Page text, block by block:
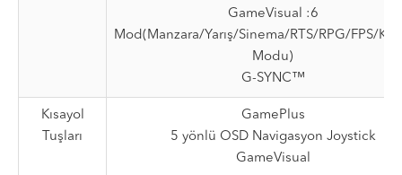
GameVisual :6
Mod(Manzara/Yarış/Sinema/RTS/RPG/FPS/
Modu)
G-SYNC™
Kısayol
Tuşları
GamePlus
5 yönlü OSD Navigasyon Joystick
GameVisual